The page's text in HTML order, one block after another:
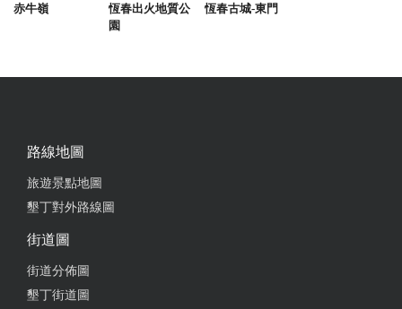
因素改期，老闆娘也很客氣配合，7個小朋友在遊戲
室玩瘋，晚上睡覺都在打呼
赤牛嶺
恆春出火地質公
園
恆春古城-東門
路線地圖
旅遊景點地圖
墾丁對外路線圖
街道圖
街道分佈圖
墾丁街道圖